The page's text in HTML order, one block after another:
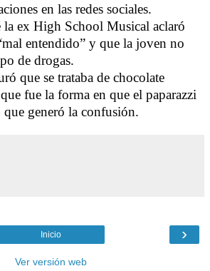
en las redes sociales.
la ex High School Musical aclaró
entendido” y que la joven no
de drogas.
que se trataba de chocolate
fue la forma en que el paparazzi
que generó la confusión.
›
Inicio
Ver versión web